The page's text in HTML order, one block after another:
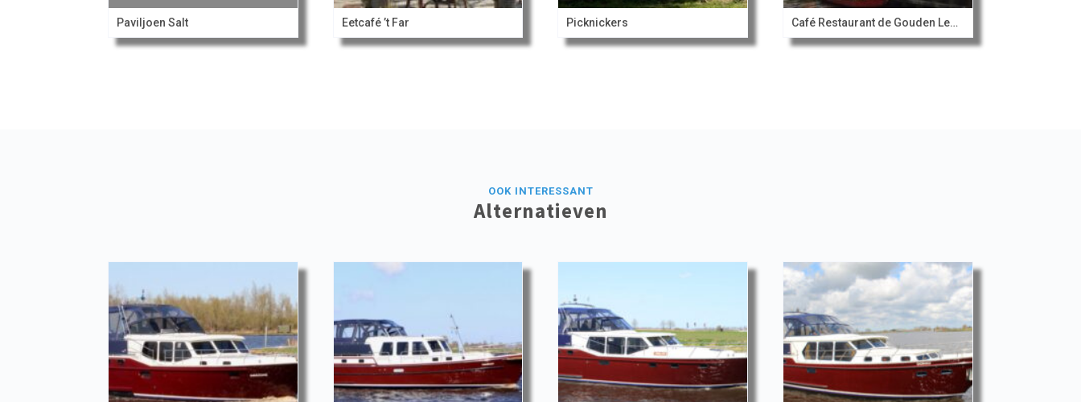
Paviljoen Salt Eetcafé ’t Far Picknickers Café Restaurant de Gouden Leeuw
OOK INTERESSANT
Alternatieven